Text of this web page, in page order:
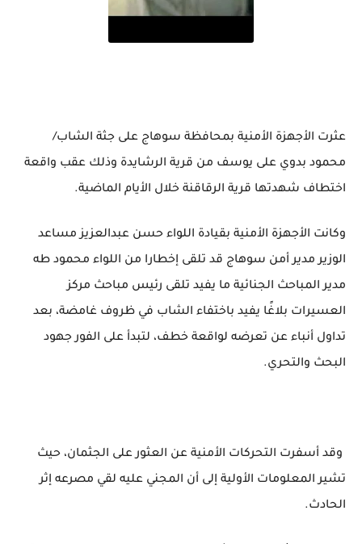
عثرت الأجهزة الأمنية بمحافظة سوهاج على جثة الشاب/
محمود بدوي على يوسف من قرية الرشايدة وذلك عقب واقعة
اختطاف شهدتها قرية الرقاقنة خلال الأيام الماضية.
وكانت الأجهزة الأمنية بقيادة اللواء حسن عبدالعزيز مساعد
الوزير مدير أمن سوهاج قد تلقى إخطارا من اللواء محمود طه
مدير المباحث الجنائية ما يفيد تلقى رئيس مباحث مركز
العسيرات بلاغًا يفيد باختفاء الشاب في ظروف غامضة، بعد
تداول أنباء عن تعرضه لواقعة خطف، لتبدأ على الفور جهود
البحث والتحري.
وقد أسفرت التحركات الأمنية عن العثور على الجثمان، حيث
تشير المعلومات الأولية إلى أن المجني عليه لقي مصرعه إثر
الحادث.